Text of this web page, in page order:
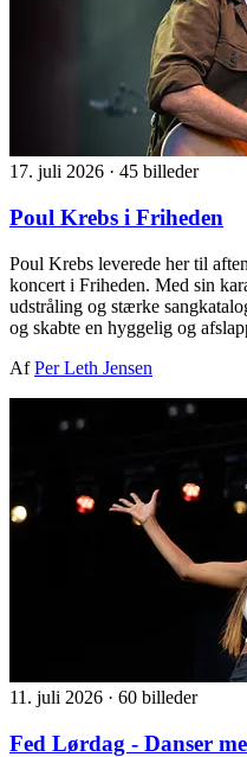
17. juli 2026 · 45 billeder
Poul Krebs i Friheden
Poul Krebs leverede her til
koncert i Friheden. Med sin
udstråling og stærke
og skabte en hyggelig og
AfPer Leth Jensen
11. juli 2026 · 60 billeder
Fed Lørdag - Danser